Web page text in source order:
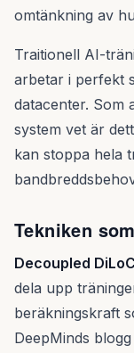
omtänkning av
Traitionell AI-
arbetar i perfekt
datacenter. Som
system vet är
kan stoppa hela
Tekniken
Decoupled
dela upp
beräkningskraft
DeepMinds